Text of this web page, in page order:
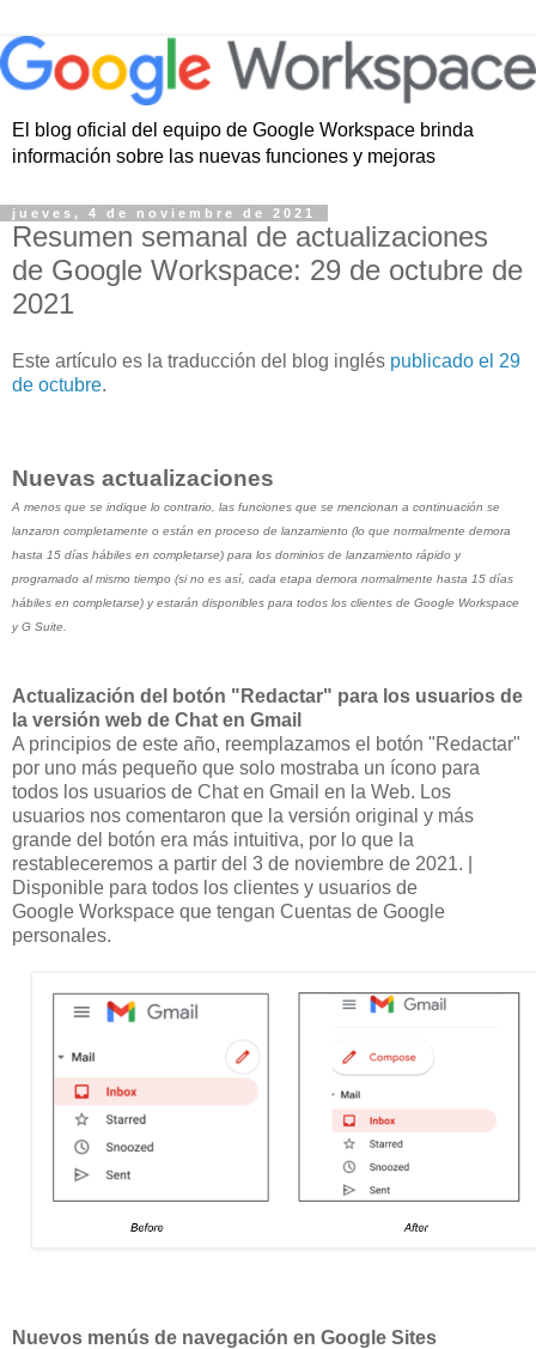
El blog oficial del equipo de Google Workspace brinda
información sobre las nuevas funciones y mejoras
jueves, 4 de noviembre de 2021
Resumen semanal de actualizaciones
de Google Workspace: 29 de octubre de
2021
Este artículo es la traducción del blog inglés publicado el 29
de octubre.
Nuevas actualizaciones
A menos que se indique lo contrario, las funciones que se mencionan a continuación se
lanzaron completamente o están en proceso de lanzamiento (lo que normalmente demora
hasta 15 días hábiles en completarse) para los dominios de lanzamiento rápido y
programado al mismo tiempo (si no es así, cada etapa demora normalmente hasta 15 días
hábiles en completarse) y estarán disponibles para todos los clientes de Google Workspace
y G Suite.
Actualización del botón "Redactar" para los usuarios de
la versión web de Chat en Gmail
A principios de este año, reemplazamos el botón "Redactar"
por uno más pequeño que solo mostraba un ícono para
todos los usuarios de Chat en Gmail en la Web. Los
usuarios nos comentaron que la versión original y más
grande del botón era más intuitiva, por lo que la
restableceremos a partir del 3 de noviembre de 2021. |
Disponible para todos los clientes y usuarios de
Google Workspace que tengan Cuentas de Google
personales.
Nuevos menús de navegación en Google Sites